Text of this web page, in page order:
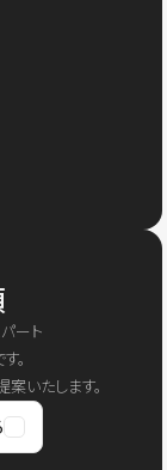
ート
。
いたします。